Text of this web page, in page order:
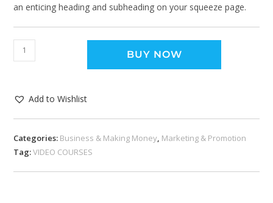
an enticing heading and subheading on your squeeze page.
BUY NOW
Add to Wishlist
Categories: Business & Making Money, Marketing & Promotion
Tag:VIDEO COURSES